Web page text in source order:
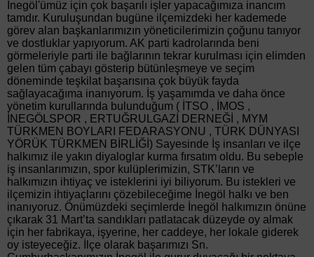
İnegöl'ümüz için çok başarılı işler yapacağımıza inancım
tamdır. Kuruluşundan bugüne ilçemizdeki her kademede
görev alan başkanlarımızın yöneticilerimizin çoğunu tanıyor
ve dostluklar yapıyorum. AK parti kadrolarında beni
görmeleriyle parti ile bağlarının tekrar kurulması için elimden
gelen tüm çabayı gösterip bütünleşmeye ve seçim
döneminde teşkilat başarısına çok büyük fayda
sağlayacağıma inanıyorum. İş yaşamımda ve daha önce
yönetim kurullarında bulunduğum ( İTSO , İMOS ,
İNEGÖLSPOR , ERTUĞRULGAZİ DERNEĞİ , MYM
TÜRKMEN BOYLARI FEDARASYONU , TÜRK DÜNYASI
YÖRÜK TÜRKMEN BİRLİĞİ) Sayesinde İş insanları ve ilçe
halkımız ile yakın diyaloglar kurma fırsatım oldu. Bu sebeple
iş insanlarımızın, spor kulüplerimizin, STK’ların ve
halkımızın ihtiyaç ve isteklerini iyi biliyorum. Bu istekleri ve
ilçemizin ihtiyaçlarını çözebileceğime İnegöl halkı ve ben
inanıyoruz. Önümüzdeki seçimlerde İnegöl halkımızın önüne
çıkarak 31 Mart’ta sandıkları patlatacak düzeyde oy almak
için her fabrikaya, işyerine, her caddeye, her lokale giderek
oy isteyeceğiz. İlçe olarak başarımızı Sn.